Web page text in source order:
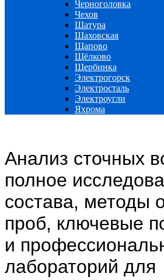
Черноголовка
Чехов
Шатура
Шаховская
Щапово
Щёлково
Щербинка
Электрогорск
Электросталь
Электроугли
Яхрома
Анализ сточных
полное
состава, методы
проб, ключевые
и
лабораторий для